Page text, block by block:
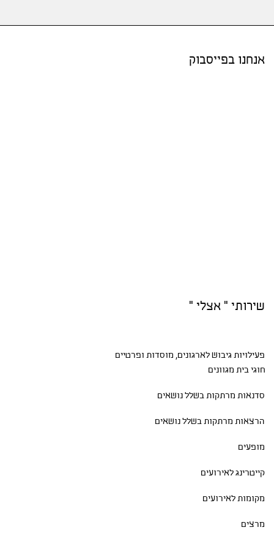
אנחנו בפייסבוק
שירותי " אצלי "
פעילויות גיבושלארגונים, מוסדות ופרטיים
חוגי בית מגוונים
סדנאות מרתקות בשלל נושאים
הרצאות מרתקות בשלל נושאים
מופעים
קייטרינג לאירועים
מקומות לאירועים
מרצים